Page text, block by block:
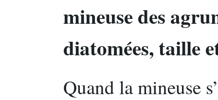
mineuse des
diatomées, taille
Quand la mineuse